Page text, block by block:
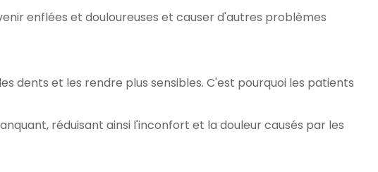
enflées et douloureuses et causer d'autres problèmes
dents et les rendre plus sensibles. C'est pourquoi les patients
réduisant ainsi l'inconfort et la douleur causés par les